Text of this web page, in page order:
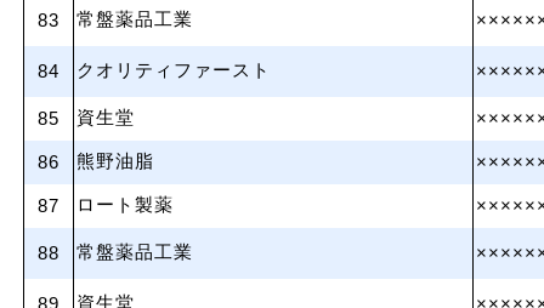
83 常盤薬品工業
84 クオリティファースト
85 資生堂
86 熊野油脂
87 ロート製薬
88 常盤薬品工業
資生堂